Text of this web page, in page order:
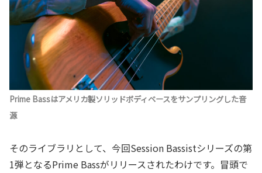
Prime Bassはアメリカ製ソリッドボディベースをサンプリングした音
源
そのライブラリとして、今回Session Bassistシリーズの第
1弾となるPrime Bassがリリースされたわけです。冒頭で